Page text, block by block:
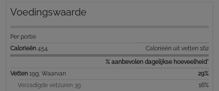
Voedingswaarde
Per portie
Calorieën 454
Calorieën uit vetten 162
% aanbevolen dagelijkse hoeveelheid*
Vetten 19g, Waarvan
29%
Verzadigde vetzuren 3g
16%